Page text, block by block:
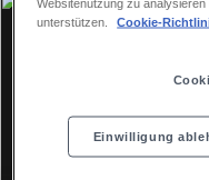
Der richtige
unterstützen.
Cookie-
Einwilligung